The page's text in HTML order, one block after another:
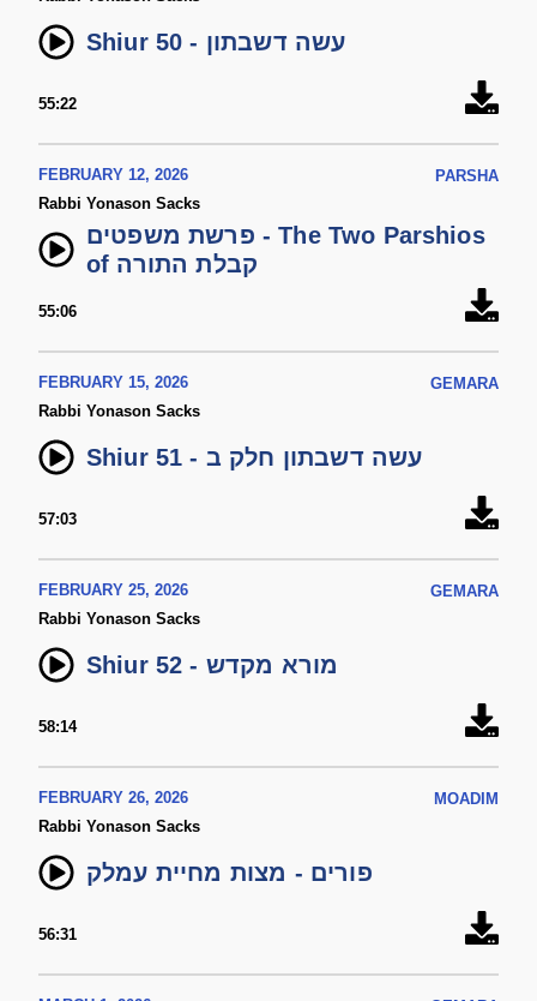
Shiur 50 - עשה דשבתון
55:22
FEBRUARY 12, 2026
PARSHA
Rabbi Yonason Sacks
פרשת משפטים - The Two Parshios
of קבלת התורה
55:06
FEBRUARY 15, 2026
GEMARA
Rabbi Yonason Sacks
Shiur 51 - עשה דשבתון חלק ב
57:03
FEBRUARY 25, 2026
GEMARA
Rabbi Yonason Sacks
Shiur 52 - מורא מקדש
58:14
FEBRUARY 26, 2026
MOADIM
Rabbi Yonason Sacks
פורים - מצות מחיית עמלק
56:31